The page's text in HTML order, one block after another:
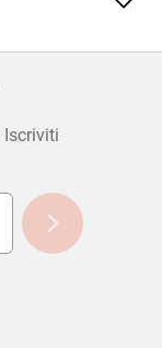
Iscriviti